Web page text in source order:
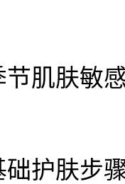
肌肤敏
础护肤步